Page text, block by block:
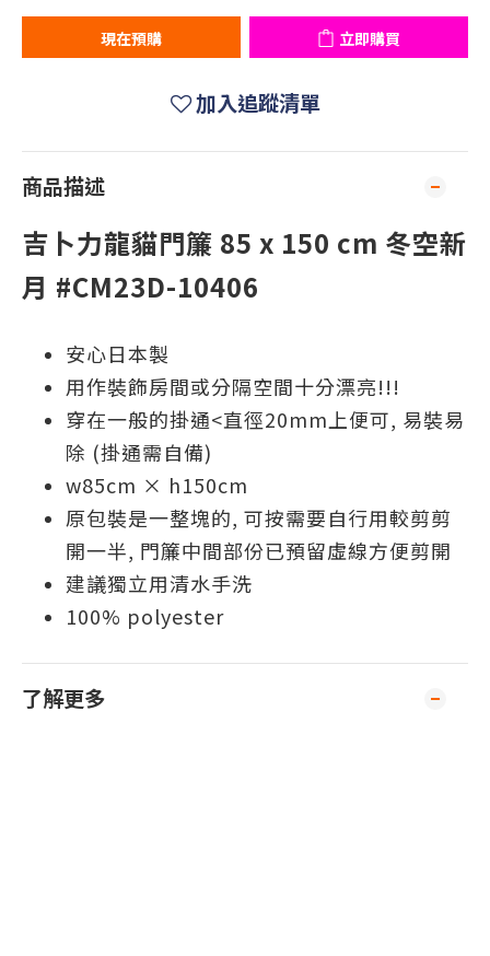
現在預購 立即購買
加入追蹤清單
商品描述
吉卜力龍貓門簾 85 x 150 cm 冬空新
月 #CM23D-10406
安心日本製
用作裝飾房間或分隔空間十分漂亮!!!
穿在一般的掛通<直徑20mm上便可, 易裝易
除 (掛通需自備)
w85cm × h150cm
原包裝是一整塊的, 可按需要自行用較剪剪
開一半, 門簾中間部份已預留虛線方便剪開
建議獨立用清水手洗
100% polyester
了解更多